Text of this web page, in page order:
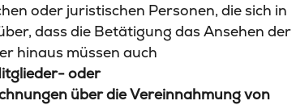
oder juristischen Personen, die sich in
dass die Betätigung das Ansehen der
hinaus müssen auch
oder
über die Vereinnahmung von